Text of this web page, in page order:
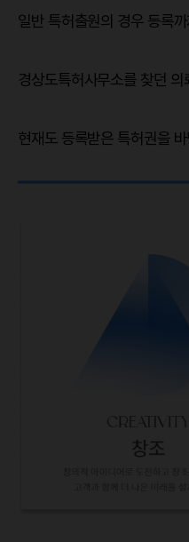
일반 특허출원의 경우 등록
경상도특허사무소를 찾던
현재도 등록받은 특허권을